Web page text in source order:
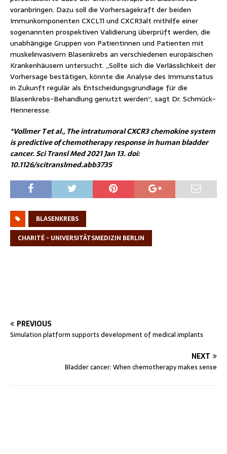
voranbringen. Dazu soll die Vorhersagekraft der beiden
Immunkomponenten CXCL11 und CXCR3alt mithilfe einer
sogenannten prospektiven Validierung überprüft werden, die
unabhängige Gruppen von Patientinnen und Patienten mit
muskelinvasivem Blasenkrebs an verschiedenen europäischen
Krankenhäusern untersucht. „Sollte sich die Verlässlichkeit der
Vorhersage bestätigen, könnte die Analyse des Immunstatus
in Zukunft regulär als Entscheidungsgrundlage für die
Blasenkrebs-Behandlung genutzt werden“, sagt Dr. Schmück-
Henneresse.
*Vollmer T et al., The intratumoral CXCR3 chemokine system
is predictive of chemotherapy response in human bladder
cancer. Sci Transl Med 2021 Jan 13. doi:
10.1126/scitranslmed.abb3735
BLASENKREBS
CHARITÉ - UNIVERSITÄTSMEDIZIN BERLIN
PREVIOUS
Simulation platform supports development of medical implants
NEXT
Bladder cancer: When chemotherapy makes sense